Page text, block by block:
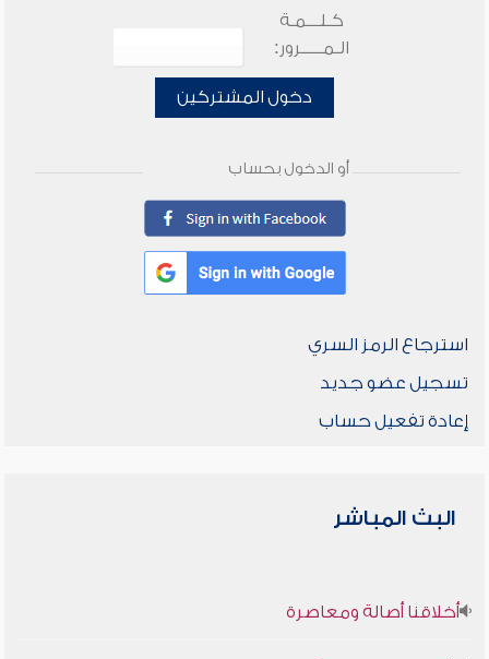
كـلـــمـة
الـمـــــرور:
دخول المشتركين
أو الدخول بحساب
استرجاع الرمز السري
تسجيل عضو جديد
إعادة تفعيل حساب
البث المباشر
أخلاقنا أصالة ومعاصرة